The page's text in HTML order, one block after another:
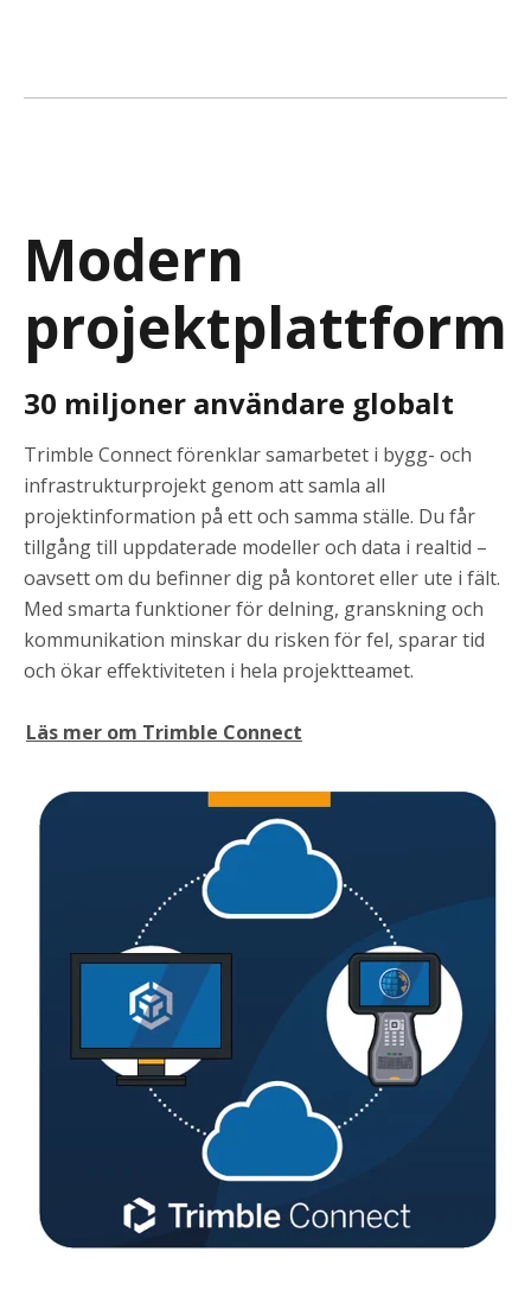
Modern
projektplattform
30 miljoner användare globalt
Trimble Connect förenklar samarbetet i bygg- och
infrastrukturprojekt genom att samla all
projektinformation på ett och samma ställe. Du får
tillgång till uppdaterade modeller och data i realtid –
oavsett om du befinner dig på kontoret eller ute i fält.
Med smarta funktioner för delning, granskning och
kommunikation minskar du risken för fel, sparar tid
och ökar effektiviteten i hela projektteamet.
Läs mer om Trimble Connect